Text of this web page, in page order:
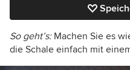
So geht’s: Machen Sie es
die Schale einfach mit